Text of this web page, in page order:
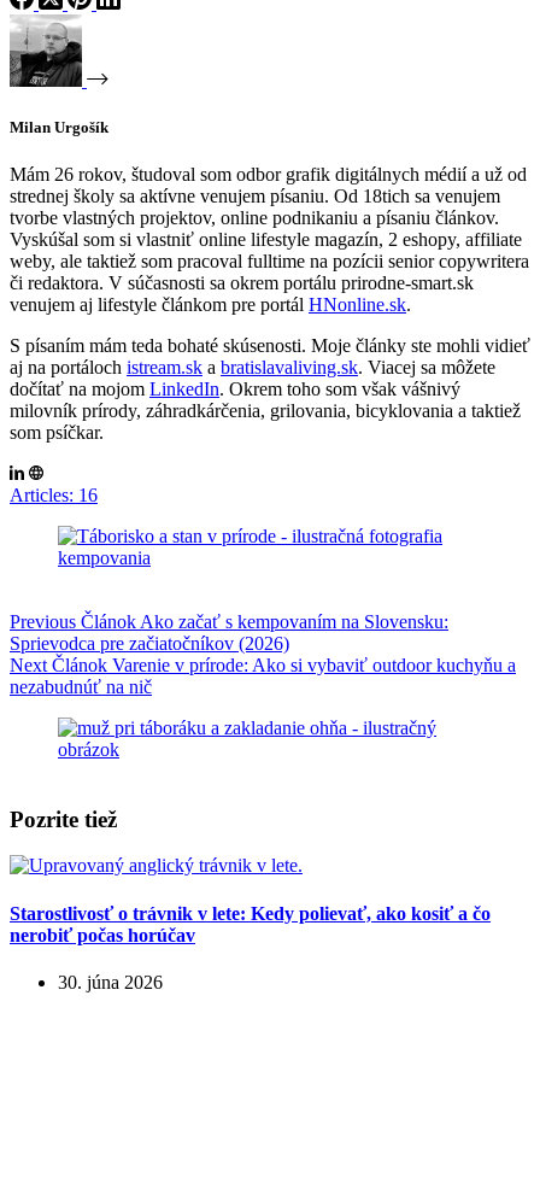
Milan Urgošík
Mám 26 rokov, študoval som odbor grafik digitálnych médií a už od
strednej školy sa aktívne venujem písaniu. Od 18tich sa venujem
tvorbe vlastných projektov, online podnikaniu a písaniu článkov.
Vyskúšal som si vlastniť online lifestyle magazín, 2 eshopy, affiliate
weby, ale taktiež som pracoval fulltime na pozícii senior copywritera
či redaktora. V súčasnosti sa okrem portálu prirodne-smart.sk
venujem aj lifestyle článkom pre portál HNonline.sk.
S písaním mám teda bohaté skúsenosti. Moje články ste mohli vidieť
aj na portáloch istream.sk a bratislavaliving.sk. Viacej sa môžete
dočítať na mojom LinkedIn. Okrem toho som však vášnivý
milovník prírody, záhradkárčenia, grilovania, bicyklovania a taktiež
som psíčkar.
Articles: 16
Previous Článok Ako začať s kempovaním na Slovensku:
Sprievodca pre začiatočníkov (2026)
Next Článok Varenie v prírode: Ako si vybaviť outdoor kuchyňu a
nezabudnúť na nič
Pozrite tiež
Starostlivosť o trávnik v lete: Kedy polievať, ako kosiť a čo
nerobiť počas horúčav
30. júna 2026